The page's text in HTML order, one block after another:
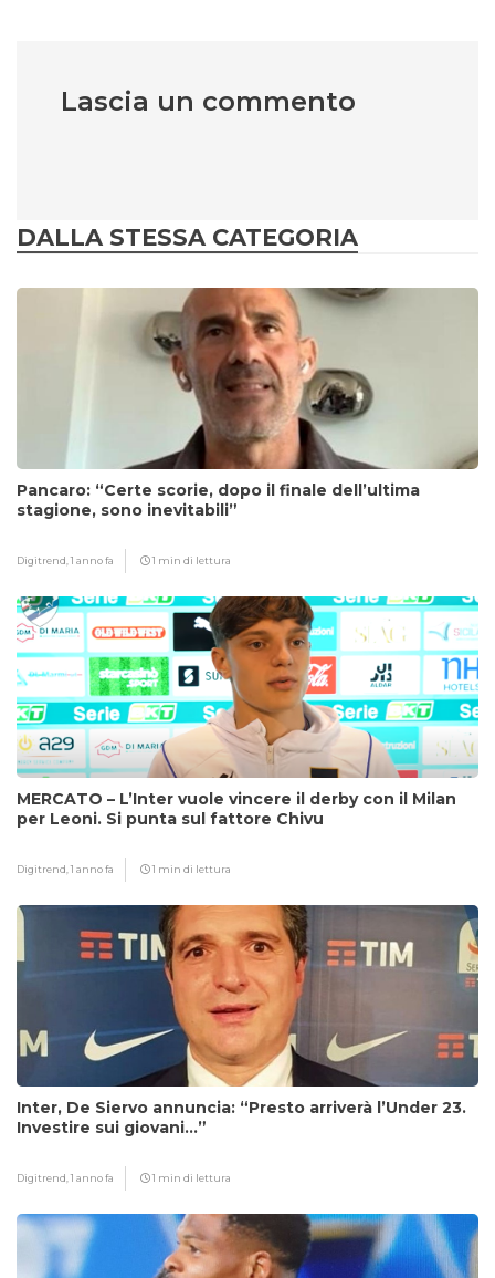
Lascia un commento
DALLA STESSA CATEGORIA
Pancaro: “Certe scorie, dopo il finale dell’ultima
stagione, sono inevitabili”
Digitrend,1 anno fa 1 min di lettura
MERCATO – L’Inter vuole vincere il derby con il Milan
per Leoni. Si punta sul fattore Chivu
Digitrend,1 anno fa 1 min di lettura
Inter, De Siervo annuncia: “Presto arriverà l’Under 23.
Investire sui giovani…”
Digitrend,1 anno fa 1 min di lettura